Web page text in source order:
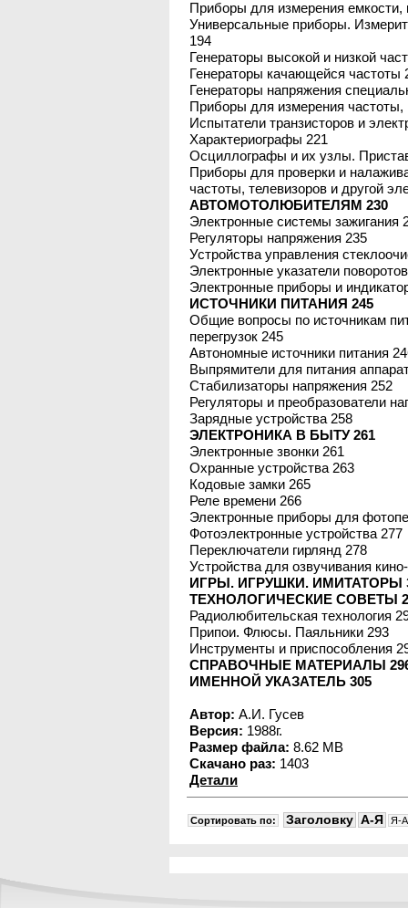
Приборы для измерения емкости,
Универсальные приборы.
194
Генераторы высокой и низкой
Генераторы качающейся частоты
Генераторы напряжения
Приборы для измерения частоты,
Испытатели транзисторов и
Характериографы 221
Осциллографы и их узлы.
Приборы для проверки и
частоты, телевизоров и другой
АВТОМОТОЛЮБИТЕЛЯМ 230
Электронные системы зажигания
Регуляторы напряжения 235
Устройства управления
Электронные указатели
Электронные приборы и
ИСТОЧНИКИ ПИТАНИЯ 245
Общие вопросы по источникам
перегрузок 245
Автономные источники питания
Выпрямители для питания
Стабилизаторы напряжения 252
Регуляторы и преобразователи
Зарядные устройства 258
ЭЛЕКТРОНИКА В БЫТУ 261
Электронные звонки 261
Охранные устройства 263
Кодовые замки 265
Реле времени 266
Электронные приборы для
Фотоэлектронные устройства 277
Переключатели гирлянд 278
Устройства для озвучивания
ИГРЫ. ИГРУШКИ. ИМИТАТОРЫ
ТЕХНОЛОГИЧЕСКИЕ СОВЕТЫ
Радиолюбительская технология
Припои. Флюсы. Паяльники 293
Инструменты и приспособления
СПРАВОЧНЫЕ МАТЕРИАЛЫ
ИМЕННОЙ УКАЗАТЕЛЬ 305
Автор: А.И. Гусев
Версия: 1988г.
Размер файла: 8.62 MB
Скачано раз: 1403
Детали
Сортировать по: Заголовку A-Я Я-A